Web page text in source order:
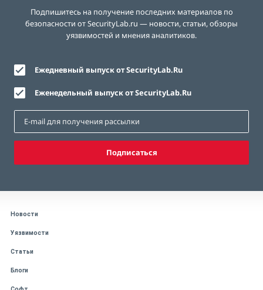
Подпишитесь на получение последних материалов по
безопасности от SecurityLab.ru — новости, статьи, обзоры
уязвимостей и мнения аналитиков.
Ежедневный выпуск от SecurityLab.Ru
Еженедельный выпуск от SecurityLab.Ru
Подписаться
Новости
Уязвимости
Статьи
Блоги